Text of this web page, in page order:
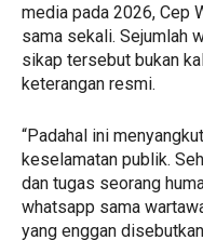
media pada 2026, Cep
sama sekali. Sejumlah
sikap tersebut bukan
keterangan resmi.
“Padahal ini
keselamatan publik.
dan tugas seorang
whatsapp sama
yang enggan